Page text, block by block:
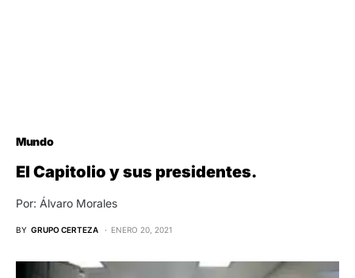
Mundo
El Capitolio y sus presidentes.
Por: Álvaro Morales
BY GRUPO CERTEZA ENERO 20, 2021